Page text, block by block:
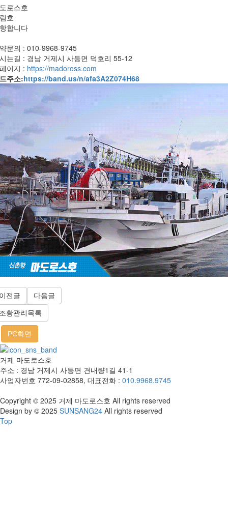
로스호
호
합니다
문의 : 010-9968-9745
는길 : 경남 거제시 사등면 덕호리 55-12
이지 : https://madoross.com
주소:https://band.us/n/afa3A2Z074H68
전글 다음글
황관리목록
PC화면
거제 마도로스호
주소 : 경남 거제시 사등면 견내량1길 41-1
사업자번호 772-09-02858, 대표전화 : 010.9968.9745
Copyright © 2025 거제 마도로스호 All rights reserved
Design by © 2025 SUNSANG24 All rights reserved
Top